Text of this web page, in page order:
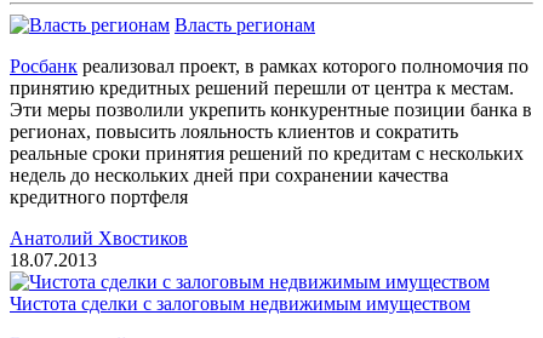
Власть регионам
Росбанк реализовал проект, в рамках которого полномочия по
принятию кредитных решений перешли от центра к местам.
Эти меры позволили укрепить конкурентные позиции банка в
регионах, повысить лояльность клиентов и сократить
реальные сроки принятия решений по кредитам с нескольких
недель до нескольких дней при сохранении качества
кредитного портфеля
Анатолий Хвостиков
18.07.2013
Чистота сделки с залоговым недвижимым имуществом